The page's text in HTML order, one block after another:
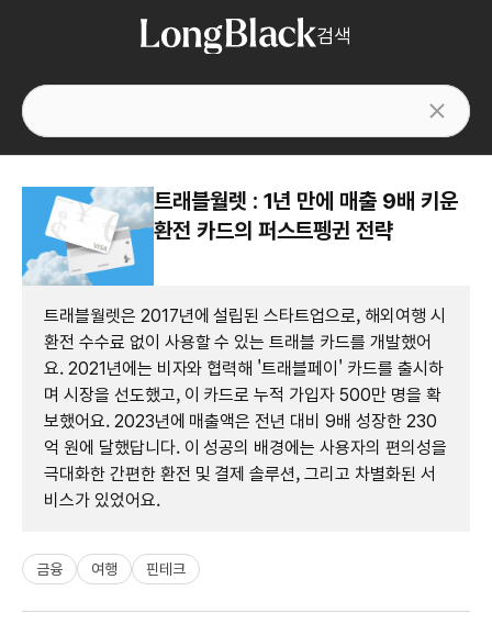
검색
트래블월렛 : 1년 만에 매출 9배 키운
환전 카드의 퍼스트펭귄 전략
트래블월렛은 2017년에 설립된 스타트업으로, 해외여행 시
환전 수수료 없이 사용할 수 있는 트래블 카드를 개발했어
요. 2021년에는 비자와 협력해 '트래블페이' 카드를 출시하
며 시장을 선도했고, 이 카드로 누적 가입자 500만 명을 확
보했어요. 2023년에 매출액은 전년 대비 9배 성장한 230
억 원에 달했답니다. 이 성공의 배경에는 사용자의 편의성을
극대화한 간편한 환전 및 결제 솔루션, 그리고 차별화된 서
비스가 있었어요.
금융 여행 핀테크